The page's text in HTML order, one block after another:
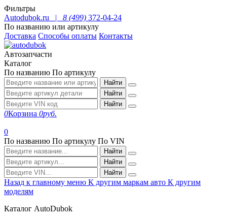
Фильтры
Autodubok.ru |
8 (499) 372-04-24
По названию или артикулу
Доставка Способы оплаты Контакты
Автозапчасти
Каталог
По названию По артикулу
Найти
Найти
Найти
0Корзина 0руб.
0
По названию По артикулу По VIN
Найти
Найти
Найти
Назад к главному меню К другим маркам авто К другим
моделям
Каталог AutoDubok